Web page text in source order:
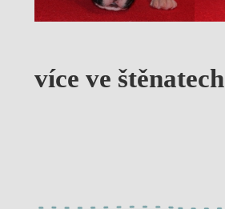
více ve štěnatech